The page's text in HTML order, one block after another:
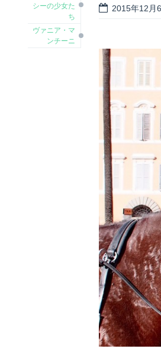
シーの少女た
ち
ヴァニア・マ
ンチーニ
2015年12月